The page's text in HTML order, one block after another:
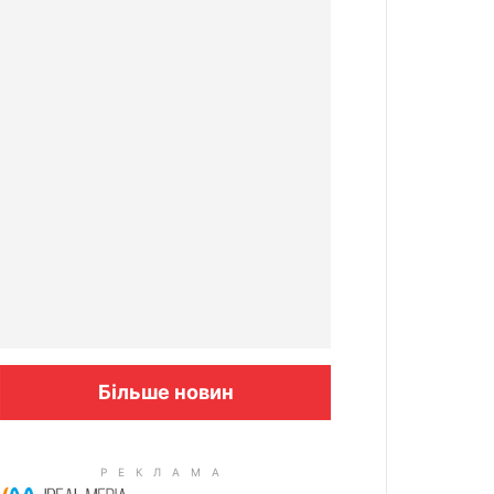
Більше новин